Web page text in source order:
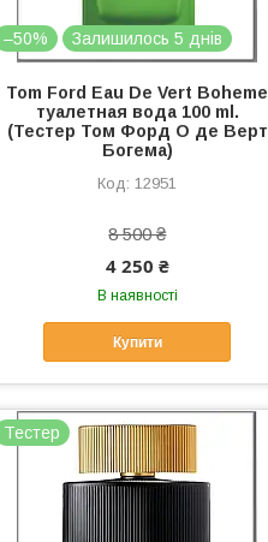
–50% Залишилось 5 днів
Tom Ford Eau De Vert Boheme
туалетная вода 100 ml.
(Тестер Том Форд О де Верт
Богема)
12951
8 500 ₴
4 250 ₴
В наявності
Купити
Тестер